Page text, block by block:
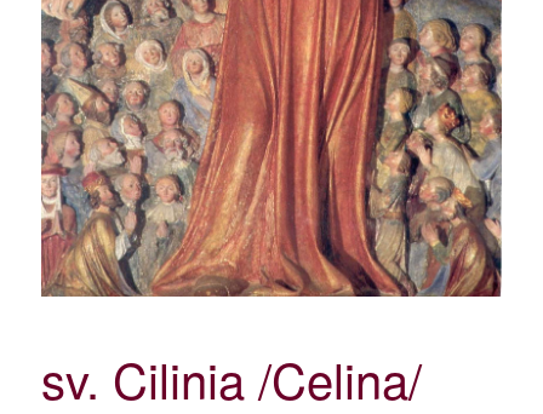
sv. Cilinia /Celina/